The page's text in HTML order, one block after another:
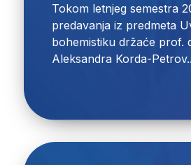
Tokom letnjeg semestra
predavanja iz predmeta
bohemistiku držaće prof.
Aleksandra Korda-